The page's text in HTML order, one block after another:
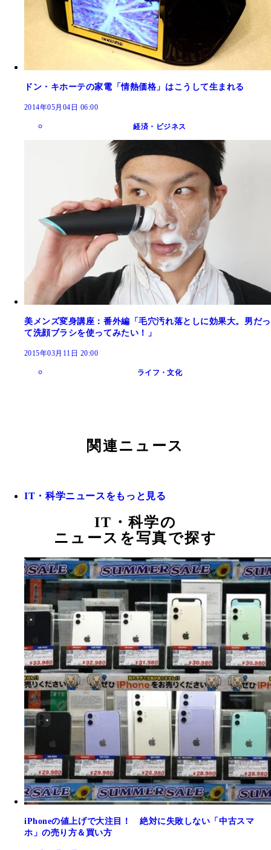
ドン・キホーテの家電「情熱価格」はこうして生まれる
2014年05月04日 06:00
経済・ビジネス
美メンズ変身講座：番外編「毛穴汚れ落としに効果大。男だっ
て洗顔ブラシを使ってみたい！」
2015年03月11日 20:00
ライフ・文化
関連ニュース
IT・科学ニュースをもっと見る
IT・科学の
ニュースを写真で探す
iPhoneの値上げで大注目！ 絶対に失敗しない「中古スマ
ホ」の売り方＆買い方